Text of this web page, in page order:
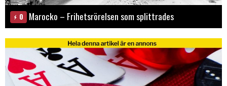
0 Marocko – Frihetsrörelsen som splittrades